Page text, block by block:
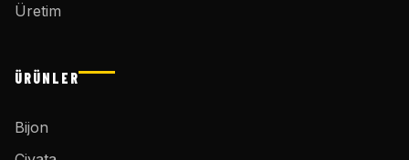
Üretim
ÜRÜNLER
Bijon